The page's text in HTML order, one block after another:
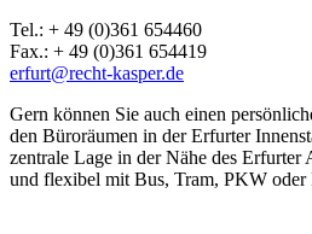
Tel.: + 49 (0)361 654460
Fax.: + 49 (0)361 654419
erfurt@recht-kasper.de
Gern können Sie auch einen
den Büroräumen in der Erfurter
zentrale Lage in der Nähe des Erfurter
und flexibel mit Bus, Tram, PKW oder